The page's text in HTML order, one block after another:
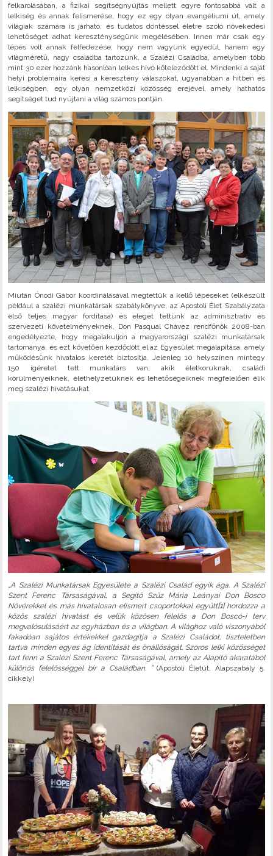
felkarolásában, a fizikai segítségnyújtás mellett egyre fontosabbá vált a
lelkiség és annak felismerése, hogy ez egy olyan evangéliumi út, amely
világiak számára is járható, és tudatos döntéssel életre szóló növekedési
lehetőséget adhat kereszténységünk megélésében. Innen már csak egy
lépés volt annak felfedezése, hogy nem vagyunk egyedül, hanem egy
világméretű, nagy családba tartozunk, a Szalézi Családba, amelyben több
mint 30 ezer hozzánk hasonlóan lelkes hívő köteleződött el. Mindenki a saját
helyi problémáira keresi a keresztény válaszokat, ugyanabban a hitben és
lelkiségben, egy olyan nemzetközi közösség erejével, amely hathatós
segítséget tud nyújtani a világ számos pontján.
Miután Ónodi Gábor koordinálásával megtettük a kellő lépéseket (elkészült
például a szalézi munkatársak szabálykönyve, az Apostoli Élet Szabályzata
első teljes magyar fordítása) és eleget tettünk az adminisztratív és
szervezeti követelményeknek, Don Pasqual Chávez rendfőnök 2008-ban
engedélyezte, hogy megalakuljon a magyarországi szalézi munkatársak
tartománya, és ezt követően kezdődött el az Egyesület megalapítása, amely
működésünk hivatalos keretét biztosítja. Jelenleg 10 helyszínen mintegy
150 ígéretet tett munkatárs van, akik életkoruknak, családi
körülményeiknek, élethelyzetüknek és lehetőségeiknek megfelelően élik
meg szalézi hivatásukat.
„A Szalézi Munkatársak Egyesülete a Szalézi Család egyik ága. A Szalézi
Szent Ferenc Társaságával, a Segítő Szűz Mária Leányai Don Bosco
Nővérekkel és más hivatalosan elismert csoportokkal együtt[1]hordozza a
közös szalézi hivatást és velük közösen felelős a Don Boscó-i terv
megvalósulásáért az egyházban és a világban. A világhoz való viszonyából
fakadóan sajátos értékekkel gazdagítja a Szalézi Családot, tiszteletben
tartva minden egyes ág identitását és önállóságát. Szoros lelki közösséget
tart fenn a Szalézi Szent Ferenc Társaságával, amely az Alapító akaratából
különös felelősséggel bír a Családban. ”(Apostoli Életút, Alapszabály 5.
cikkely)